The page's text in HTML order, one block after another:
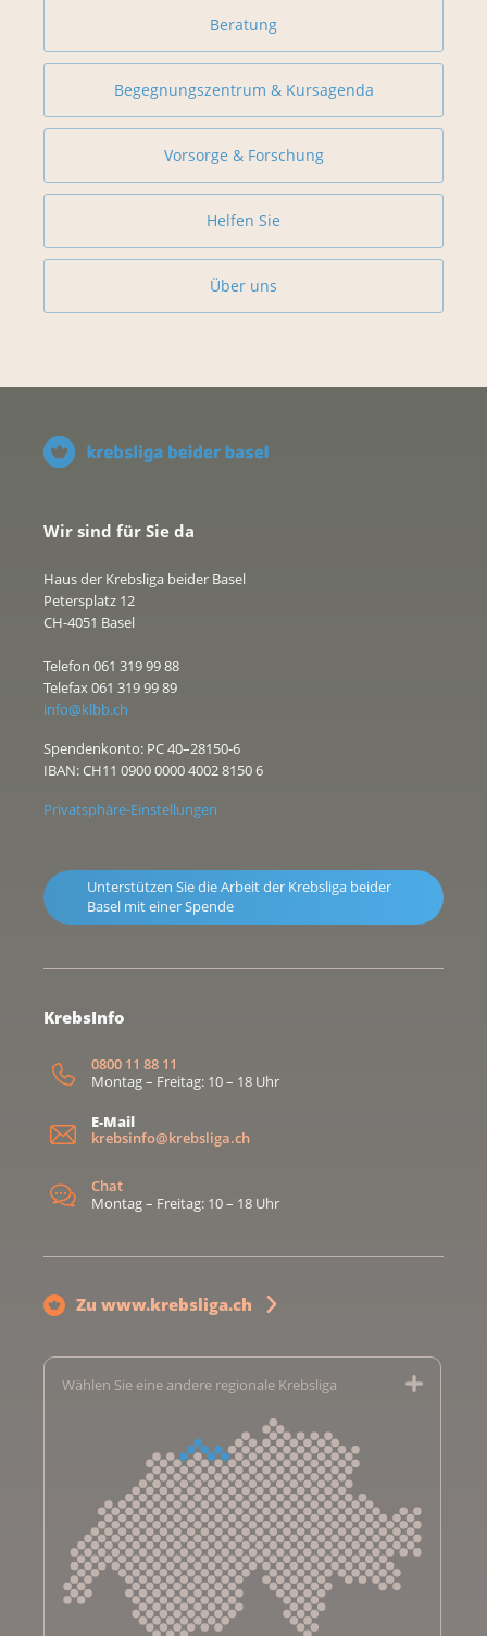
Beratung
Begegnungszentrum & Kursagenda
Vorsorge & Forschung
Helfen Sie
Über uns
Wir sind für Sie da
Haus der Krebsliga beider Basel
Petersplatz 12
CH-4051 Basel
Telefon 061 319 99 88
Telefax 061 319 99 89
info@klbb.ch
Spendenkonto: PC 40–28150-6
IBAN: CH11 0900 0000 4002 8150 6
Privatsphäre-Einstellungen
Unterstützen Sie die Arbeit der Krebsliga beider
Basel mit einer Spende
KrebsInfo
0800 11 88 11
Montag – Freitag: 10 – 18 Uhr
E-Mail
krebsinfo@krebsliga.ch
Chat
Montag – Freitag: 10 – 18 Uhr
Zu www.krebsliga.ch
Wählen Sie eine andere regionale Krebsliga